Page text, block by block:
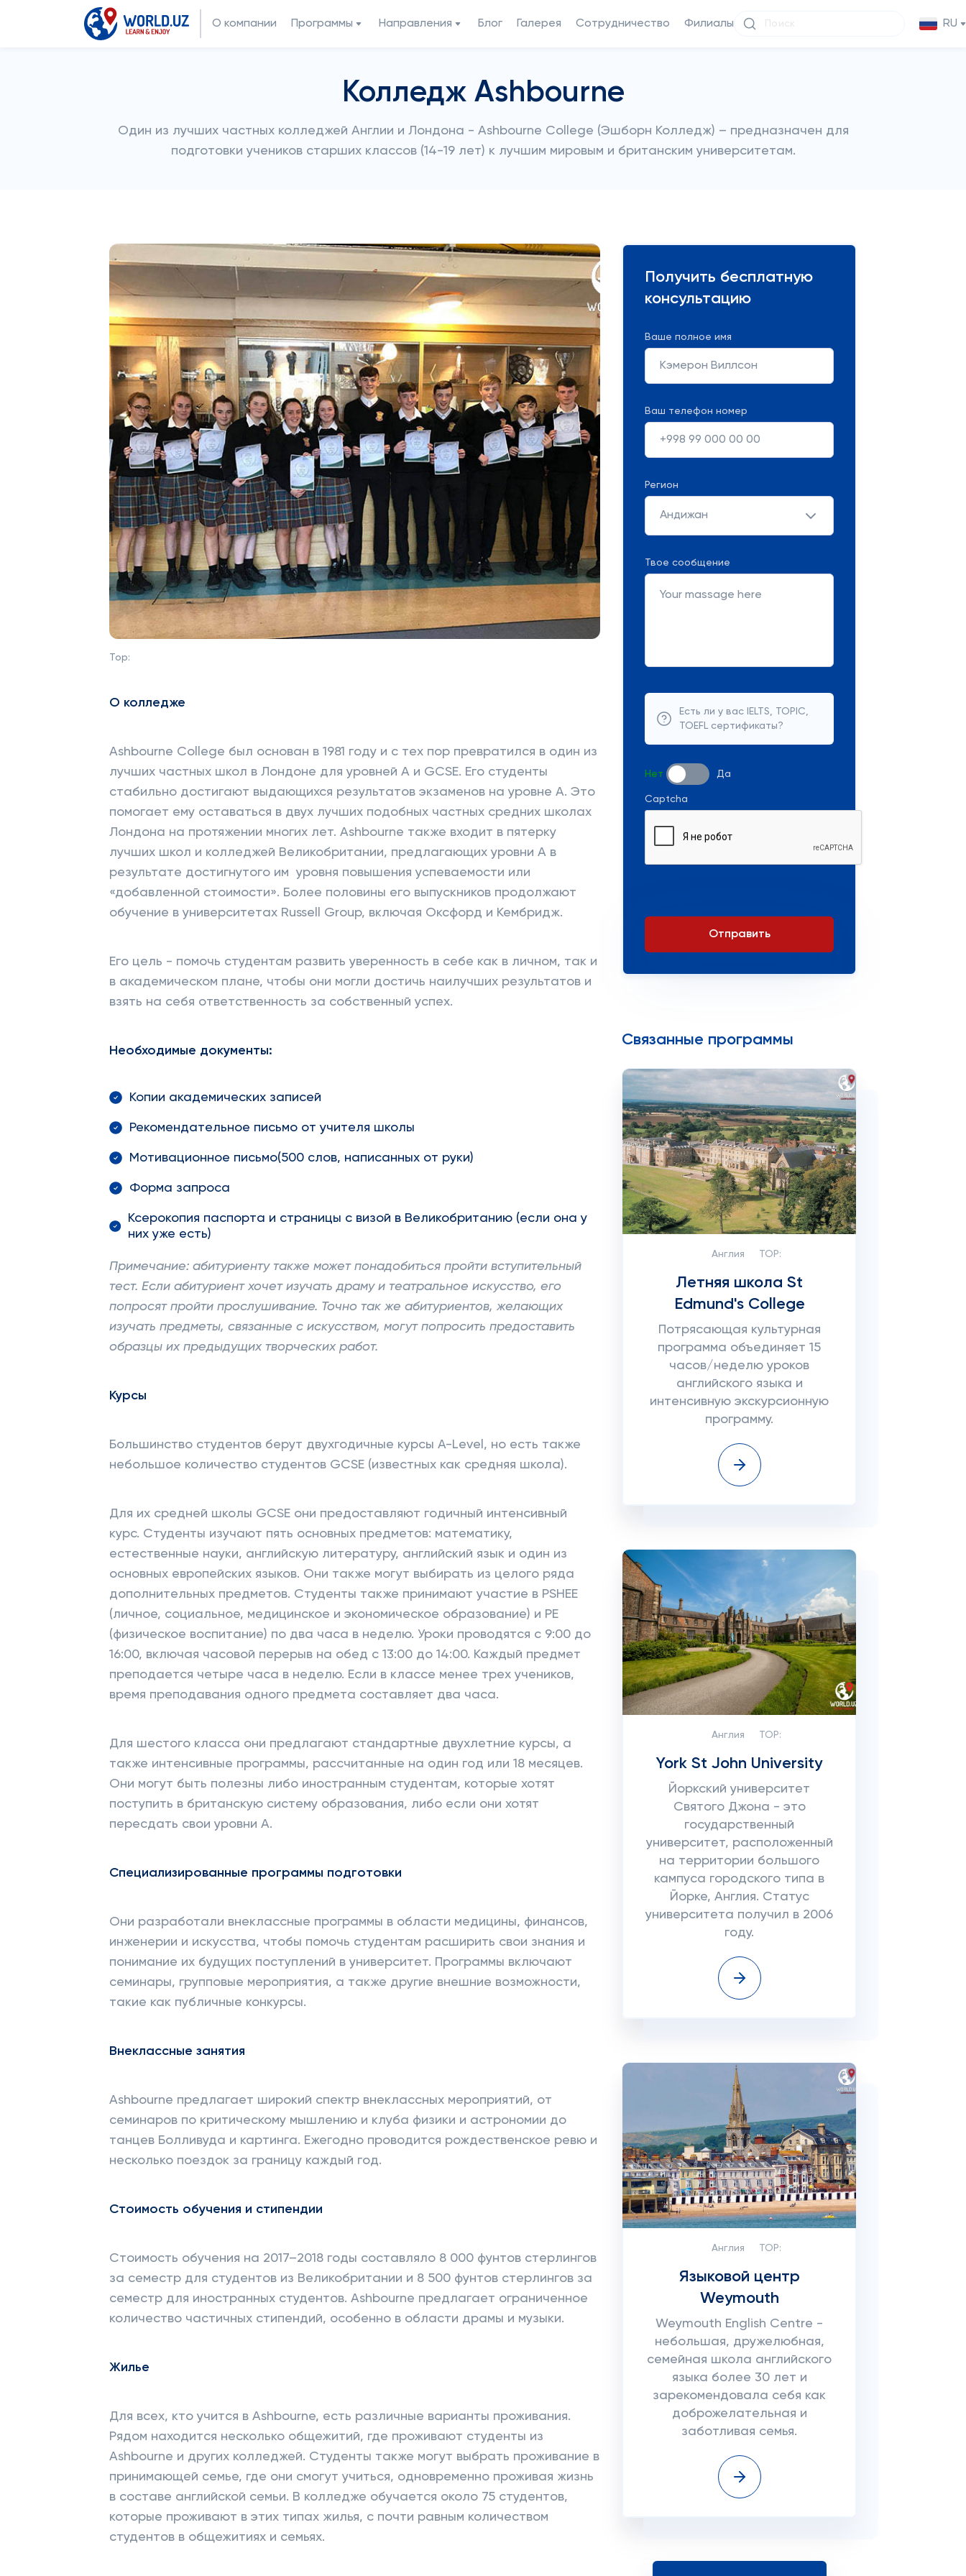
О компании Программы Направления Блог Галерея Сотрудничество Филиалы RU
Колледж Ashbourne
Один из лучших частных колледжей Англии и Лондона - Ashbourne College (Эшборн Колледж) – предназначен для
подготовки учеников старших классов (14-19 лет) к лучшим мировым и британским университетам.
Top:
О колледже
Ashbourne College был основан в 1981 году и с тех пор превратился в один из
лучших частных школ в Лондоне для уровней A и GCSE. Его студенты
стабильно достигают выдающихся результатов экзаменов на уровне A. Это
помогает ему оставаться в двух лучших подобных частных средних школах
Лондона на протяжении многих лет. Ashbourne также входит в пятерку
лучших школ и колледжей Великобритании, предлагающих уровни A в
результате достигнутого им уровня повышения успеваемости или
«добавленной стоимости». Более половины его выпускников продолжают
обучение в университетах Russell Group, включая Оксфорд и Кембридж.
Его цель - помочь студентам развить уверенность в себе как в личном, так и
в академическом плане, чтобы они могли достичь наилучших результатов и
взять на себя ответственность за собственный успех.
Необходимые документы:
Копии академических записей
Рекомендательное письмо от учителя школы
Мотивационное письмо(500 слов, написанных от руки)
Форма запроса
Ксерокопия паспорта и страницы с визой в Великобританию (если она у
них уже есть)
Примечание: абитуриенту также может понадобиться пройти вступительный
тест. Если абитуриент хочет изучать драму и театральное искусство, его
попросят пройти прослушивание. Точно так же абитуриентов, желающих
изучать предметы, связанные с искусством, могут попросить предоставить
образцы их предыдущих творческих работ.
Курсы
Большинство студентов берут двухгодичные курсы A-Level, но есть также
небольшое количество студентов GCSE (известных как средняя школа).
Для их средней школы GCSE они предоставляют годичный интенсивный
курс. Студенты изучают пять основных предметов: математику,
естественные науки, английскую литературу, английский язык и один из
основных европейских языков. Они также могут выбирать из целого ряда
дополнительных предметов. Студенты также принимают участие в PSHEE
(личное, социальное, медицинское и экономическое образование) и PE
(физическое воспитание) по два часа в неделю. Уроки проводятся с 9:00 до
16:00, включая часовой перерыв на обед с 13:00 до 14:00. Каждый предмет
преподается четыре часа в неделю. Если в классе менее трех учеников,
время преподавания одного предмета составляет два часа.
Для шестого класса они предлагают стандартные двухлетние курсы, а
также интенсивные программы, рассчитанные на один год или 18 месяцев.
Они могут быть полезны либо иностранным студентам, которые хотят
поступить в британскую систему образования, либо если они хотят
пересдать свои уровни А.
Специализированные программы подготовки
Они разработали внеклассные программы в области медицины, финансов,
инженерии и искусства, чтобы помочь студентам расширить свои знания и
понимание их будущих поступлений в университет. Программы включают
семинары, групповые мероприятия, а также другие внешние возможности,
такие как публичные конкурсы.
Внеклассные занятия
Ashbourne предлагает широкий спектр внеклассных мероприятий, от
семинаров по критическому мышлению и клуба физики и астрономии до
танцев Болливуда и картинга. Ежегодно проводится рождественское ревю и
несколько поездок за границу каждый год.
Стоимость обучения и стипендии
Стоимость обучения на 2017–2018 годы составляло 8 000 фунтов стерлингов
за семестр для студентов из Великобритании и 8 500 фунтов стерлингов за
семестр для иностранных студентов. Ashbourne предлагает ограниченное
количество частичных стипендий, особенно в области драмы и музыки.
Жилье
Для всех, кто учится в Ashbourne, есть различные варианты проживания.
Рядом находится несколько общежитий, где проживают студенты из
Ashbourne и других колледжей. Студенты также могут выбрать проживание в
принимающей семье, где они смогут учиться, одновременно проживая жизнь
в составе английской семьи. В колледже обучается около 75 студентов,
которые проживают в этих типах жилья, с почти равным количеством
студентов в общежитиях и семьях.
Получить бесплатную
консультацию
Ваше полное имя
Ваш телефон номер
Регион
Андижан
Твое сообщение
Есть ли у вас IELTS, TOPIC,
TOEFL сертификаты?
Нет Да
Captcha
Отправить
Связанные программы
Англия TOP:
Летняя школа St
Edmund's College
Потрясающая культурная
программа объединяет 15
часов/неделю уроков
английского языка и
интенсивную экскурсионную
программу.
Англия TOP:
York St John University
Йоркский университет
Святого Джона - это
государственный
университет, расположенный
на территории большого
кампуса городского типа в
Йорке, Англия. Статус
университета получил в 2006
году.
Англия TOP:
Языковой центр
Weymouth
Weymouth English Centre -
небольшая, дружелюбная,
семейная школа английского
языка более 30 лет и
зарекомендовала себя как
доброжелательная и
заботливая семья.